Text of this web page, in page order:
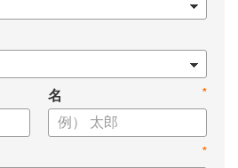
」になる3つの理由
度連動など、実務対応のポイント
マネジメントの底上げ
*
名
*